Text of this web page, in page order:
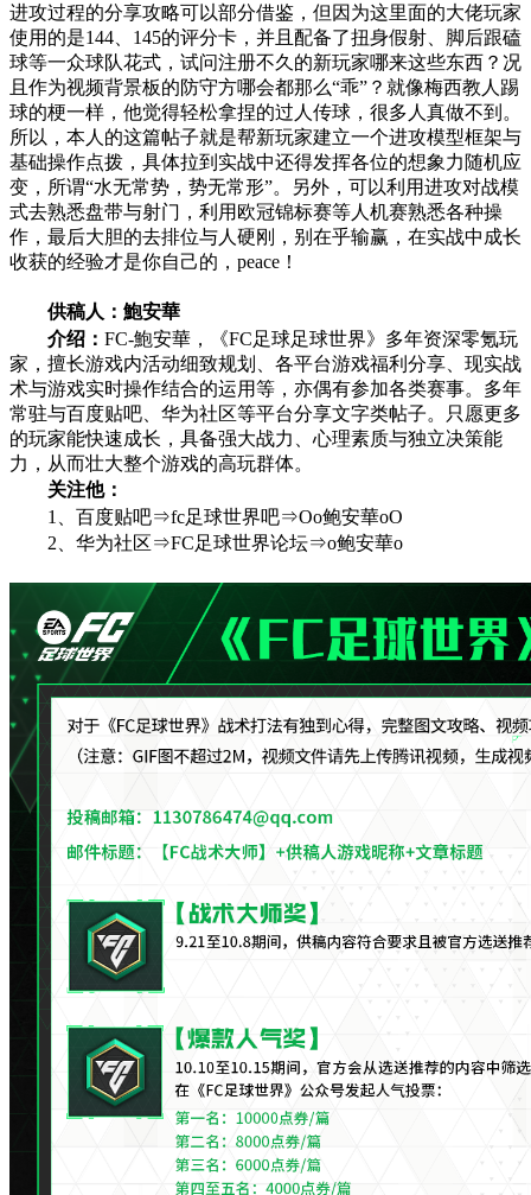
进攻过程的分享攻略可以部分借鉴，但因为这里面的大佬玩家
使用的是144、145的评分卡，并且配备了扭身假射、脚后跟磕
球等一众球队花式，试问注册不久的新玩家哪来这些东西？况
且作为视频背景板的防守方哪会都那么“乖”？就像梅西教人踢
球的梗一样，他觉得轻松拿捏的过人传球，很多人真做不到。
所以，本人的这篇帖子就是帮新玩家建立一个进攻模型框架与
基础操作点拨，具体拉到实战中还得发挥各位的想象力随机应
变，所谓“水无常势，势无常形”。另外，可以利用进攻对战模
式去熟悉盘带与射门，利用欧冠锦标赛等人机赛熟悉各种操
作，最后大胆的去排位与人硬刚，别在乎输赢，在实战中成长
收获的经验才是你自己的，peace！
供稿人：鮑安華
介绍： FC-鮑安華，《FC足球足球世界》多年资深零氪玩
家，擅长游戏内活动细致规划、各平台游戏福利分享、现实战
术与游戏实时操作结合的运用等，亦偶有参加各类赛事。多年
常驻与百度贴吧、华为社区等平台分享文字类帖子。只愿更多
的玩家能快速成长，具备强大战力、心理素质与独立决策能
力，从而壮大整个游戏的高玩群体。
关注他：
1、百度贴吧⇒fc足球世界吧⇒Oo鲍安華oO
2、华为社区⇒FC足球世界论坛⇒o鲍安華o